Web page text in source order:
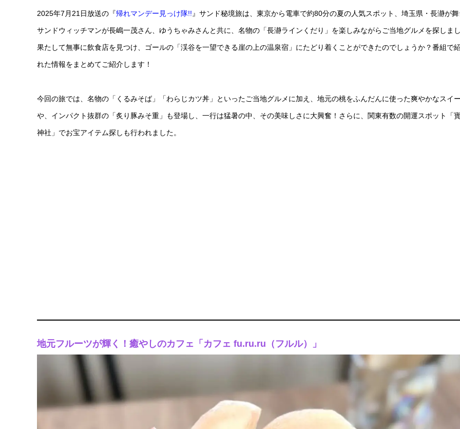
2025年7月21日放送の『帰れマンデー見っけ隊!! 』サンド秘境旅は、東京から電車で約80分の夏の人気スポット、埼玉県・長瀞が舞
サンドウィッチマンが長嶋一茂さん、ゆうちゃみさんと共に、名物の「長瀞ラインくだり」を楽しみながらご当地グルメを探しまし
果たして無事に飲食店を見つけ、ゴールの「渓谷を一望できる崖の上の温泉宿」にたどり着くことができたのでしょうか？番組で
れた情報をまとめてご紹介します！
今回の旅では、名物の「くるみそば」「わらじカツ丼」といったご当地グルメに加え、地元の桃をふんだんに使った爽やかなスイ
や、インパクト抜群の「炙り豚みそ重」も登場し、一行は猛暑の中、その美味しさに大興奮！さらに、関東有数の開運スポット「
神社」でお宝アイテム探しも行われました。
地元フルーツが輝く！癒やしのカフェ「カフェ fu.ru.ru（フルル）」